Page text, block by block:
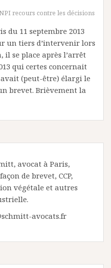
recours contre les décisions
du 11 septembre 2013
un tiers d’intervenir lors
se place après l’arrêt
qui certes concernait
(peut-être) élargi le
brevet. Brièvement la
avocat à Paris,
de brevet, CCP,
végétale et autres
avocats.fr